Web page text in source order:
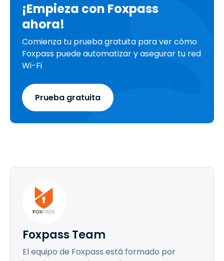
¡Empieza con Foxpass
ahora!
Comienza tu prueba gratuita para ver cómo
Foxpass puede automatizar y asegurar tu red
Wi-Fi
Prueba gratuita
Foxpass Team
El equipo de Foxpass está formado por